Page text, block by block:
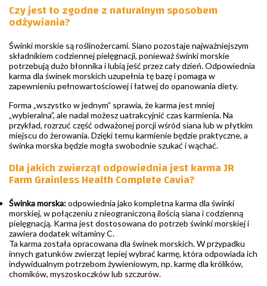
Czy jest to zgodne z naturalnym sposobem
odżywiania?
Świnki morskie są roślinożercami. Siano pozostaje najważniejszym
składnikiem codziennej pielęgnacji, ponieważ świnki morskie
potrzebują dużo błonnika i lubią jeść przez cały dzień. Odpowiednia
karma dla świnek morskich uzupełnia tę bazę i pomaga w
zapewnieniu pełnowartościowej i łatwej do opanowania diety.
Forma „wszystko w jednym” sprawia, że karma jest mniej
„wybieralna”, ale nadal możesz uatrakcyjnić czas karmienia. Na
przykład, rozrzuć część odważonej porcji wśród siana lub w płytkim
miejscu do żerowania. Dzięki temu karmienie będzie praktyczne, a
świnka morska będzie mogła swobodnie szukać i wąchać.
Dla jakich zwierząt odpowiednia jest karma JR
Farm Grainless Health Complete Cavia?
Świnka morska:odpowiednia jako kompletna karma dla świnki
morskiej, w połączeniu z nieograniczoną ilością siana i codzienną
pielęgnacją. Karma jest dostosowana do potrzeb świnki morskiej i
zawiera dodatek witaminy C.
Ta karma została opracowana dla świnek morskich. W przypadku
innych gatunków zwierząt lepiej wybrać karmę, która odpowiada ich
indywidualnym potrzebom żywieniowym, np. karmę dla królików,
chomików, myszoskoczków lub szczurów.